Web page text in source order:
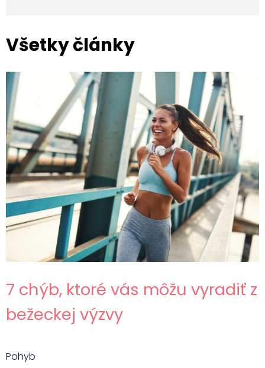
Všetky články
7 chýb, ktoré vás môžu vyradiť z
bežeckej výzvy
Pohyb